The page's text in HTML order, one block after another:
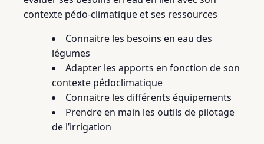
contexte pédo-climatique et ses ressources
Connaitre les besoins en eau des
légumes
Adapter les apports en fonction de son
contexte pédoclimatique
Connaitre les différents équipements
Prendre en main les outils de pilotage
de l’irrigation